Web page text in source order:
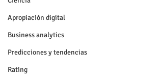
Apropiación digital
Business analytics
Predicciones y tendencias
Rating